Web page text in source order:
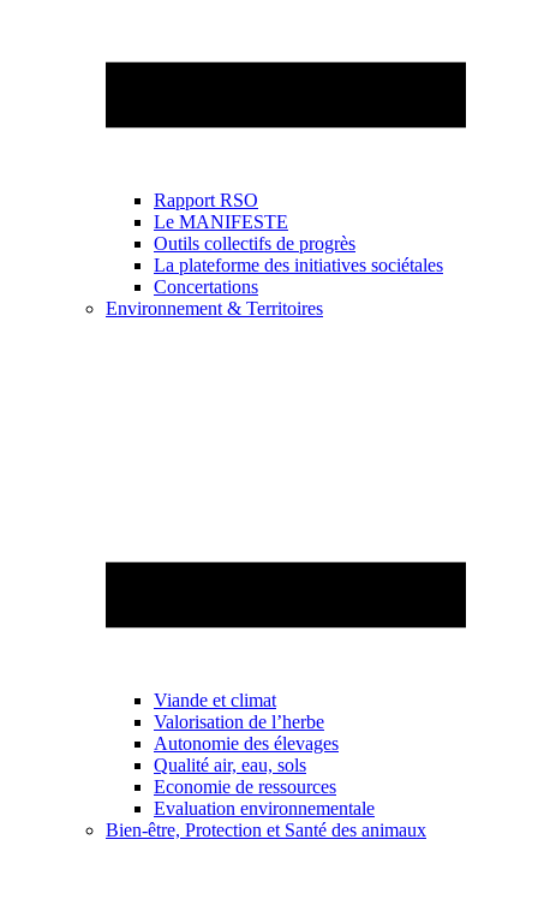
Rapport RSO
Le MANIFESTE
Outils collectifs de progrès
La plateforme des initiatives sociétales
Concertations
Environnement & Territoires
Viande et climat
Valorisation de l’herbe
Autonomie des élevages
Qualité air, eau, sols
Economie de ressources
Evaluation environnementale
Bien-être, Protection et Santé des animaux